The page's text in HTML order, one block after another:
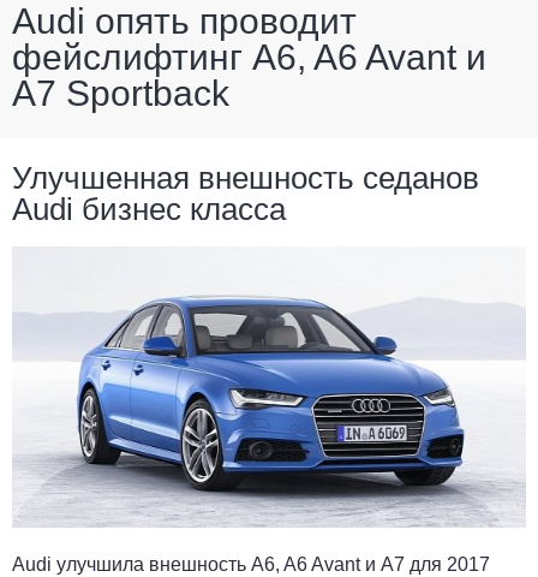
Audi опять проводит
фейслифтинг A6, A6 Avant и
A7 Sportback
Улучшенная внешность седанов
Audi бизнес класса
Audi улучшила внешность A6, A6 Avant и A7 для 2017